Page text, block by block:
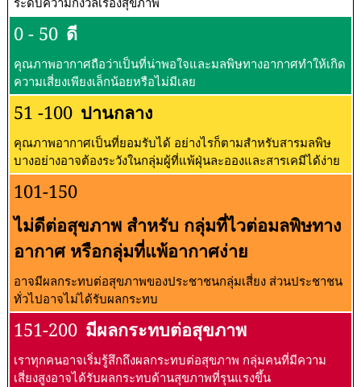
0 - 50 ดี
คุณภาพอากาศถือว่าเป็นที่น่าพอใจและมลพิษทางอากาศทำให้เกิด
ความเสี่ยงเพียงเล็กน้อยหรือไม่มีเลย
51 -100 ปานกลาง
คุณภาพอากาศเป็นที่ยอมรับได้ อย่างไรก็ตามสำหรับสารมลพิษ
บางอย่างอาจต้องระวังในกลุ่มผู้ที่แพ้ฝุ่นละอองและสารเคมีได้ง่าย
101-150
ไม่ดีต่อสุขภาพ สำหรับ กลุ่มที่ไวต่อมลพิษทาง
อากาศ หรือกลุ่มที่แพ้อากาศง่าย
อาจมีผลกระทบต่อสุขภาพของประชาชนกลุ่มเสี่ยง ส่วนประชาชน
ทั่วไปอาจไม่ได้รับผลกระทบ
151-200 มีผลกระทบต่อสุขภาพ
เราทุกคนอาจเริ่มรู้สึกถึงผลกระทบต่อสุขภาพ กลุ่มคนที่มีความ
เสี่ยงสูงอาจได้รับผลกระทบด้านสุขภาพที่รุนแรงขึ้น